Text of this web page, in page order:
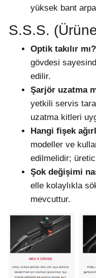
yüksek bant
S.S.S.
Optik takılır mı?
gövdesi
edilir.
Şarjör uzatma
yetkili servis
uzatma kitleri
Hangi fişek
modeller ve
edilmelidir;
Şok değişimi
elle kolaylıkla
mevcuttur.